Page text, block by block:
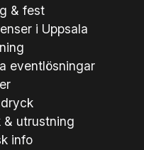
& fest
i Uppsala
eventlösningar
& utrustning
info